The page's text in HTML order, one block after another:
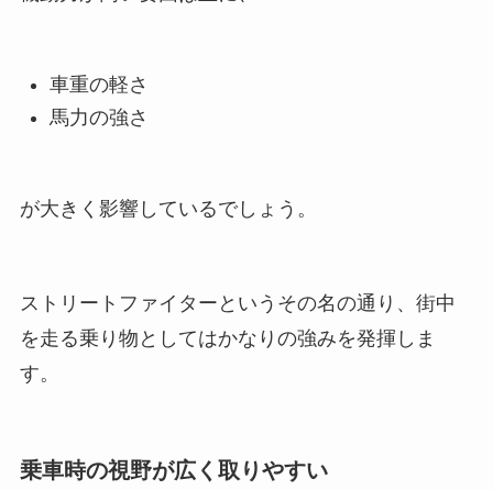
車重の軽さ
馬力の強さ
が大きく影響しているでしょう。
ストリートファイターというその名の通り、街中
を走る乗り物としてはかなりの強みを発揮しま
す。
乗車時の視野が広く取りやすい